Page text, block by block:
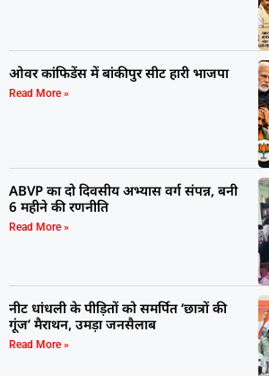
ओवर कांफिडेंस में बांकीपुर सीट हारी भाजपा
Read More »
ABVP का दो दिवसीय अभ्यास वर्ग संपन्न, बनी
6 महीने की रणनीति
Read More »
नीट धांधली के पीड़ितों को समर्पित ‘छात्रों की
गूंज’ मैराथन, उमड़ा जनसैलाब
Read More »